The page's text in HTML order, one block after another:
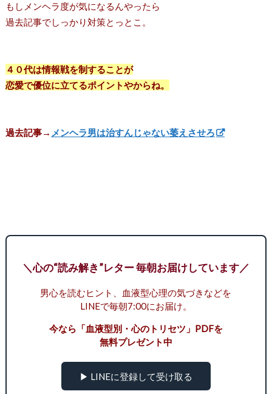
もしメンヘラ度が気になるんやったら
過去記事でしっかり対策とっとこ。
４０代は情報戦を制することが
恋愛で優位に立てるポイントやからね。
過去記事→ メンヘラ男は治すんじゃない萎えさせろ
＼心の“読み解き”レター 毎朝お届けしています／
男心を読むヒント、血液型心理の気づきなどを
LINEで毎朝7:00にお届け。
今なら「血液型別・心のトリセツ」PDFを
無料プレゼント中
▶ LINEに登録して受け取る